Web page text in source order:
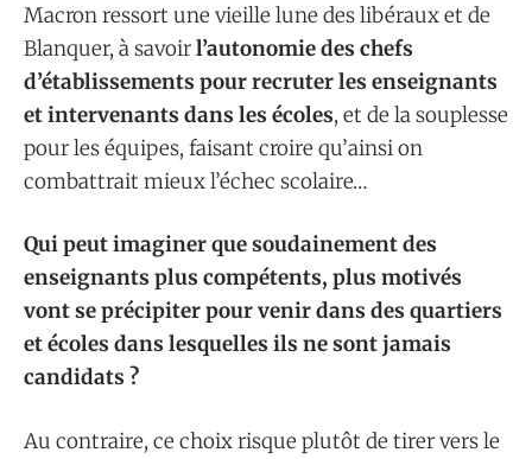
Macron ressort une vieille lune des libéraux et de
Blanquer, à savoirl’autonomie des chefs
d’établissements pour recruter les enseignants
et intervenants dans les écoles, et de la souplesse
pour les équipes, faisant croire qu’ainsi on
combattrait mieux l’échec scolaire…
Qui peut imaginer que soudainement des
enseignants plus compétents, plus motivés
vont se précipiter pour venir dans des quartiers
et écoles dans lesquelles ils ne sont jamais
candidats ?
Au contraire, ce choix risque plutôt de tirer vers le